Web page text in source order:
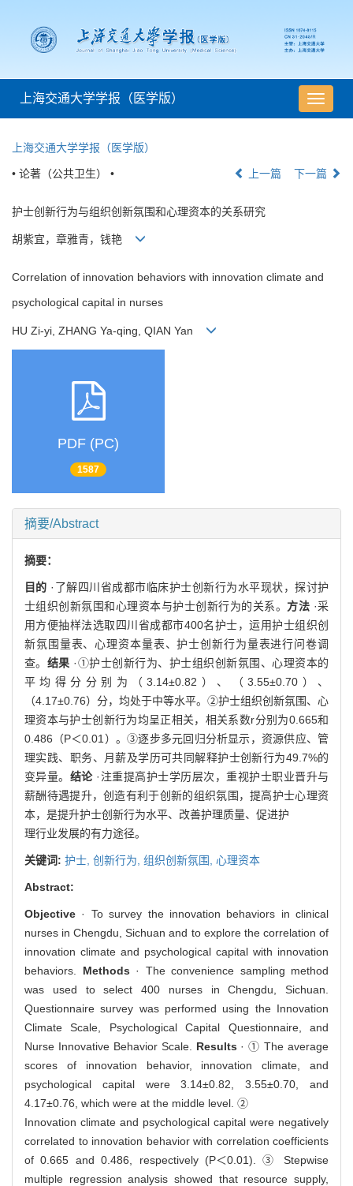
导
航
上海交通大学学报（医学版）
上海交通大学学报（医学版）
• 论著（公共卫生） • 上一篇 下一篇
护士创新行为与组织创新氛围和心理资本的关系研究
胡紫宜，章雅青，钱艳
Correlation of innovation behaviors with innovation climate and
psychological capital in nurses
HU Zi-yi, ZHANG Ya-qing, QIAN Yan
PDF (PC)
1587
摘要/Abstract
摘要：
目的 ·了解四川省成都市临床护士创新行为水平现状，探讨护
士组织创新氛围和心理资本与护士创新行为的关系。 方法 ·采
用方便抽样法选取四川省成都市400名护士，运用护士组织创
新氛围量表、心理资本量表、护士创新行为量表进行问卷调
查。 结果 ·①护士创新行为、护士组织创新氛围、心理资本的
平均得分分别为（3.14±0.82）、（3.55±0.70）、
（4.17±0.76）分，均处于中等水平。②护士组织创新氛围、心
理资本与护士创新行为均呈正相关，相关系数r分别为0.665和
0.486（P＜0.01）。③逐步多元回归分析显示，资源供应、管
理实践、职务、月薪及学历可共同解释护士创新行为49.7%的
变异量。 结论·注重提高护士学历层次，重视护士职业晋升与
薪酬待遇提升，创造有利于创新的组织氛围，提高护士心理资
本，是提升护士创新行为水平、改善护理质量、促进护
理行业发展的有力途径。
关键词: 护士, 创新行为, 组织创新氛围, 心理资本
Abstract:
Objective · To survey the innovation behaviors in clinical
nurses in Chengdu, Sichuan and to explore the correlation of
innovation climate and psychological capital with innovation
behaviors. Methods · The convenience sampling method
was used to select 400 nurses in Chengdu, Sichuan.
Questionnaire survey was performed using the Innovation
Climate Scale, Psychological Capital Questionnaire, and
Nurse Innovative Behavior Scale. Results · ① The average
scores of innovation behavior, innovation climate, and
psychological capital were 3.14±0.82, 3.55±0.70, and
4.17±0.76, which were at the middle level. ②
Innovation climate and psychological capital were negatively
correlated to innovation behavior with correlation coefficients
of 0.665 and 0.486, respectively (P＜0.01). ③ Stepwise
multiple regression analysis showed that resource supply,